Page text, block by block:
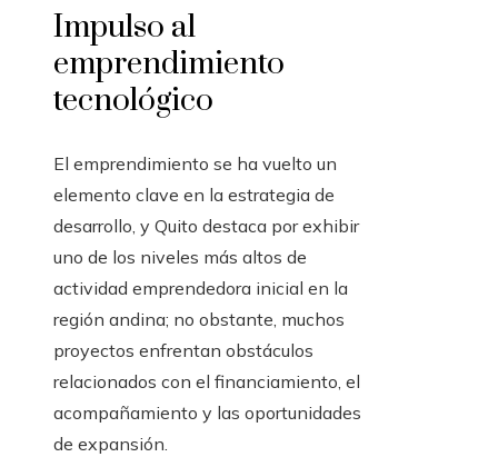
Impulso al
emprendimiento
tecnológico
El emprendimiento se ha vuelto un
elemento clave en la estrategia de
desarrollo, y Quito destaca por exhibir
uno de los niveles más altos de
actividad emprendedora inicial en la
región andina; no obstante, muchos
proyectos enfrentan obstáculos
relacionados con el financiamiento, el
acompañamiento y las oportunidades
de expansión.